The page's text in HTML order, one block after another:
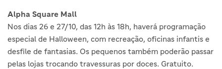
Alpha Square Mall
Nos dias 26 e 27/10, das 12h às 18h, haverá programação
especial de Halloween, com recreação, oficinas infantis e
desfile de fantasias. Os pequenos também poderão passar
pelas lojas trocando travessuras por doces. Gratuito.